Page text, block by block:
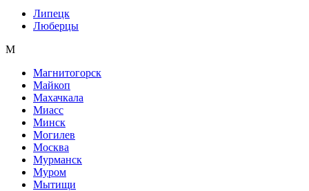
Липецк
Люберцы
М
Магнитогорск
Майкоп
Махачкала
Миасс
Минск
Могилев
Москва
Мурманск
Муром
Мытищи